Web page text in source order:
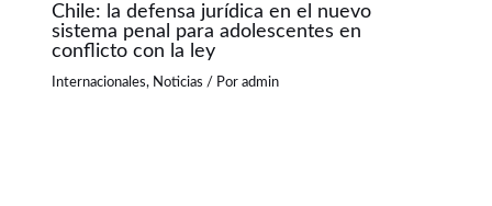
Chile: la defensa jurídica en el nuevo
sistema penal para adolescentes en
conflicto con la ley
Internacionales, Noticias / Poradmin